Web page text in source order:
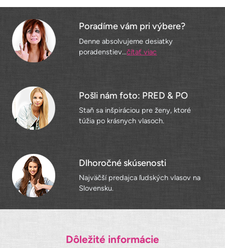
Poradíme vám pri výbere?
Denne absolvujeme desiatky
poradenstiev...čítať viac
Pošli nám foto: PRED & PO
Staň sa inšpiráciou pre ženy, ktoré
túžia po krásnych vlasoch.
Dlhoročné skúsenosti
Najväčší predajca ľudských vlasov na
Slovensku.
Dôležité informácie